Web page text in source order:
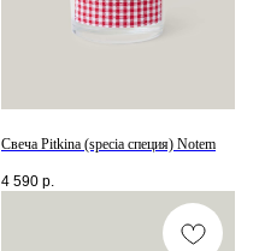
Свеча Pitkina (specia специя) Notem
4 590 р.